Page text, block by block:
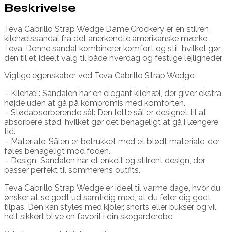
Beskrivelse
Teva Cabrillo Strap Wedge Dame Crockery er en stilren
kilehælssandal fra det anerkendte amerikanske mærke
Teva. Denne sandal kombinerer komfort og stil, hvilket gør
den til et ideelt valg til både hverdag og festlige lejligheder.
Vigtige egenskaber ved Teva Cabrillo Strap Wedge:
– Kilehæl: Sandalen har en elegant kilehæl, der giver ekstra
højde uden at gå på kompromis med komforten.
– Stødabsorberende sål: Den lette sål er designet til at
absorbere stød, hvilket gør det behageligt at gå i længere
tid.
– Materiale: Sålen er betrukket med et blødt materiale, der
føles behageligt mod foden.
– Design: Sandalen har et enkelt og stilrent design, der
passer perfekt til sommerens outfits.
Teva Cabrillo Strap Wedge er ideel til varme dage, hvor du
ønsker at se godt ud samtidig med, at du føler dig godt
tilpas. Den kan styles med kjoler, shorts eller bukser og vil
helt sikkert blive en favorit i din skogarderobe.